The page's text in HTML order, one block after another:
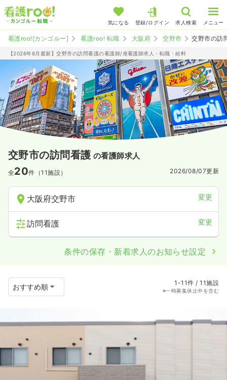
気になる 登録/ログイン 求人検索 メニュー
看護roo![カンゴルー] 看護roo! 転職 大阪府 交野市 交野市の訪
【2026年8月最新】交野市の訪問看護の看護師/准看護師求人・転職・給料
交野市の訪問看護 の看護師求人
全20件（11施設） 2026/08/07更新
大阪府交野市 変更
訪問看護 変更
条件の保存・新着求人のお知らせ設定
1-11件 / 11施設
※一時募集休止中を含む